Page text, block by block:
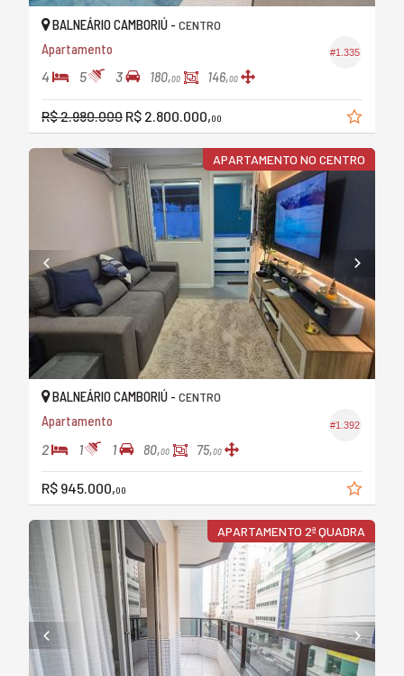
#1.335
BALNEÁRIO CAMBORIÚ - CENTRO
Apartamento
4 5 3 180,00 146,00
R$ 2.980.000 R$ 2.800.000,00
APARTAMENTO NO CENTRO
#1.392
BALNEÁRIO CAMBORIÚ - CENTRO
Apartamento
2 1 1 80,00 75,00
R$ 945.000,00
APARTAMENTO 2ª QUADRA